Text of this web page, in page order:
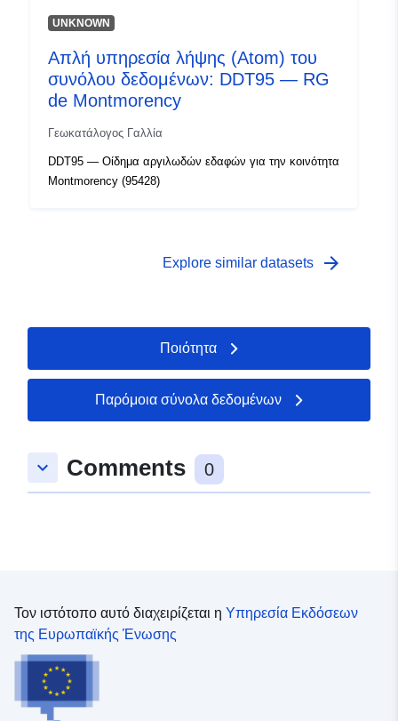
UNKNOWN
Απλή υπηρεσία λήψης (Atom) του
συνόλου δεδομένων: DDT95 — RG
de Montmorency
Γεωκατάλογος Γαλλία
DDT95 — Οίδημα αργιλωδών εδαφών για την κοινότητα
Montmorency (95428)
Explore similar datasets arrow_forward
Ποιότητα
Παρόμοια σύνολα δεδομένων
keyboard_arrow_down Comments 0
Τον ιστότοπο αυτό διαχειρίζεται η Υπηρεσία Εκδόσεων
της Ευρωπαϊκής Ένωσης